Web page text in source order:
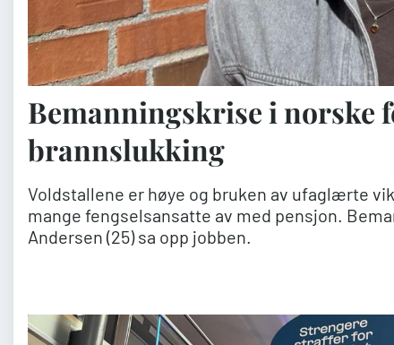
Bemanningskrise i norske
brannslukking
Voldstallene er høye og bruken av ufaglærte
mange fengselsansatte av med pensjon.
Andersen (25) sa opp jobben.